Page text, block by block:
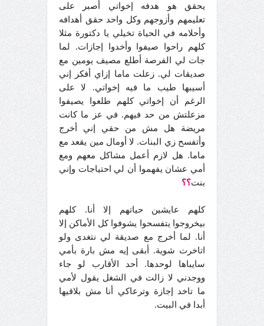
يحقق هو هدفه إخواتي أصبر على
تعليمهم وأزوجهم وكل واحد حقق أهدافه
وأحلامه في الحياة تخيلي يا دكتورة مثلا
كلهم راحوا صيفوا وأخدوا إجازات. لما
جات لي الفرصة أطلع مصيف يومين مع
صديقات لي. زعلت ماما إزاي أفكر إني
أسيبها طيب ما فيه إخواتي. لا على
الرغم أن إخواتي كلهم طلعوا يصيفوا
مزعلتش من حد فيهم. في عز ما كانت
مريضة هل مش من حقي إني أخرج
وأتفسح زي البنات. لا أومال مين يقعد مع
ماما. هل لازم أعمل مشاكل معهم ومع
أمي عشان يفهموا أن لي احتياجات وإني
بنت؟؟
كلهم عايشين حياتهم إلا أنا. كلهم
بيخروجوا يتفسحوا يشوفوا كل الأماكن إلا
أنا. لما أخرج مع صديقة لي نتغدى ولو
اتاخرت شوية. أبقى إيه مش بارة بأمي
سايباها لوحدها. أحد الأقارب لو جاء
ووجدني لا زالت في الشغل يقول لأمي
ما تاخد إجازة وترعاكي أنا مش بلاقيها
أبدا في البيت.